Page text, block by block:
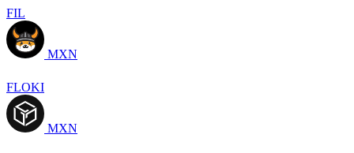
FIL
MXN
FLOKI
MXN